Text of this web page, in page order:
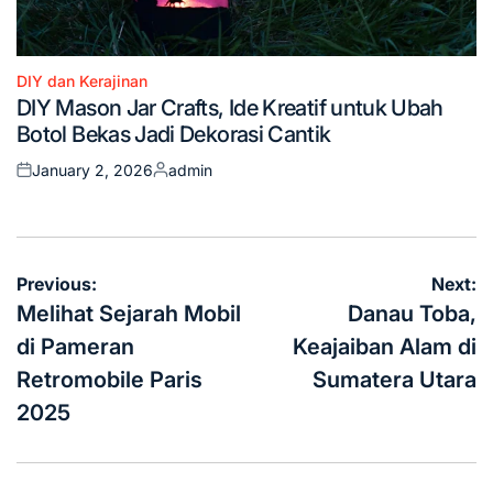
Posted
in
DIY dan Kerajinan
DIY Mason Jar Crafts, Ide Kreatif untuk Ubah
Botol Bekas Jadi Dekorasi Cantik
Posted
January 2, 2026
Posted
admin
Post
navigation
Previous:
Melihat Sejarah Mobil
di Pameran
Retromobile Paris
2025
Next:
Danau Toba,
Keajaiban Alam di
Sumatera Utara